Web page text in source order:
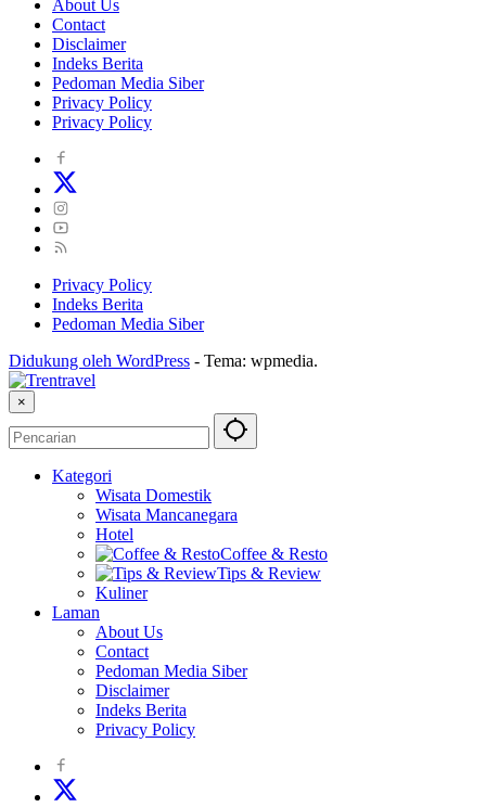
About Us
Contact
Disclaimer
Indeks Berita
Pedoman Media Siber
Privacy Policy
Privacy Policy
Privacy Policy
Indeks Berita
Pedoman Media Siber
Didukung oleh WordPress - Tema: wpmedia.
×
Kategori
Wisata Domestik
Wisata Mancanegara
Hotel
Coffee & Resto
Tips & Review
Kuliner
Laman
About Us
Contact
Pedoman Media Siber
Disclaimer
Indeks Berita
Privacy Policy